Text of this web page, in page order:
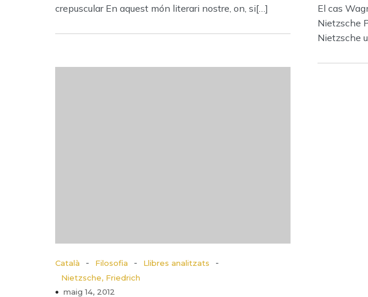
crepuscular En aquest món literari nostre, on, si[…]
El cas
Nietzsche
Nietzsche
Català - Filosofia - Llibres analitzats -
Nietzsche, Friedrich
maig 14, 2012